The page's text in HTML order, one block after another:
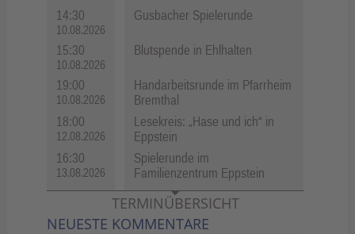
14:30
10.08.2026
Gusbacher Spielerunde
15:30
10.08.2026
Blutspende in Ehlhalten
19:00
10.08.2026
Handarbeitsrunde im Pfarrheim
Bremthal
18:00
12.08.2026
Lesekreis: „Hase und ich“ in
Eppstein
16:30
13.08.2026
Spielerunde im
Familienzentrum Eppstein
TERMINÜBERSICHT
NEUESTE KOMMENTARE